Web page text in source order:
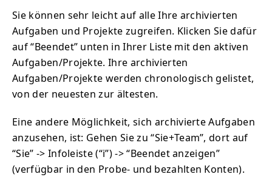
Sie können sehr leicht auf alle Ihre archivierten
Aufgaben und Projekte zugreifen. Klicken Sie dafür
auf “Beendet” unten in Ihrer Liste mit den aktiven
Aufgaben/Projekte. Ihre archivierten
Aufgaben/Projekte werden chronologisch gelistet,
von der neuesten zur ältesten.
Eine andere Möglichkeit, sich archivierte Aufgaben
anzusehen, ist: Gehen Sie zu “Sie+Team”, dort auf
“Sie” -> Infoleiste (“i”) -> “Beendet anzeigen”
(verfügbar in den Probe- und bezahlten Konten).